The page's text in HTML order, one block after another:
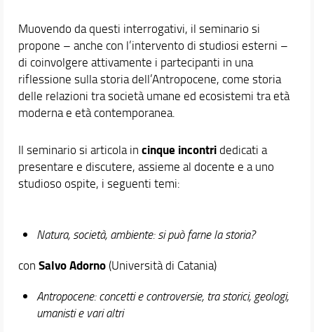
Muovendo da questi interrogativi, il seminario si
propone – anche con l’intervento di studiosi esterni –
di coinvolgere attivamente i partecipanti in una
riflessione sulla storia dell’Antropocene, come storia
delle relazioni tra società umane ed ecosistemi tra età
moderna e età contemporanea.
Il seminario si articola in cinque incontridedicati a
presentare e discutere, assieme al docente e a uno
studioso ospite, i seguenti temi:
Natura, società, ambiente: si può farne la storia?
con Salvo Adorno(Università di Catania)
Antropocene: concetti e controversie, tra storici, geologi,
umanisti e vari altri